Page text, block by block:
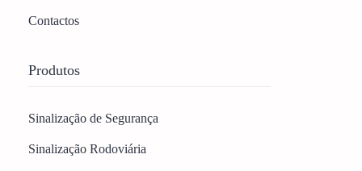
Contactos
Produtos
Sinalização de Segurança
Sinalização Rodoviária